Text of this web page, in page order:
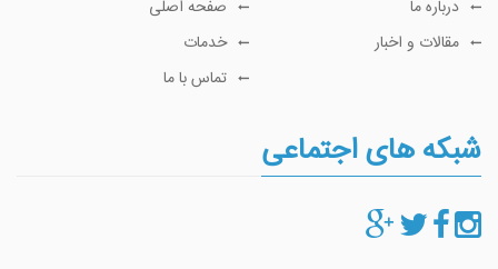
صفحه اصلی
درباره ما
خدمات
مقالات و اخبار
تماس با ما
شبکه های اجتماعی